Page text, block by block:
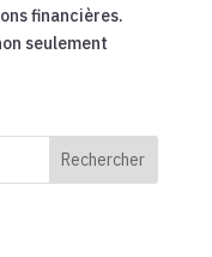
financières.
seulement
Rechercher